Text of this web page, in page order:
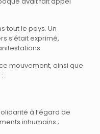
tout le pays. Un
s’était exprimé,
mouvement, ainsi que
à l’égard de
inhumains ;